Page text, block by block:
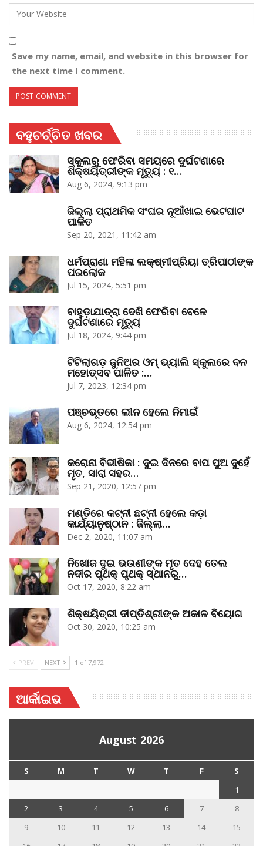
Save my name, email, and website in this browser for
the next time I comment.
ବହୁଚର୍ଚ୍ଚିତ ଖବର
ସ୍କୁଲରୁ ଫେରିବା ସମୟରେ ଦୁର୍ଘଟଣାରେ
ଶିକ୍ଷୟିତ୍ରୀଙ୍କ ମୃତ୍ୟୁ : ୧…
Aug 6, 2024, 9:13 pm
ଜିଲ୍ଲା ପ୍ରାଥମିକ ସଂଘର ନୂଆଁଖାଇ ଭେଟଘାଟ
ପାଳିତ
Sep 20, 2021, 11:42 am
ଧର୍ମପ୍ରାଣା ମହିଳା ଲକ୍ଷ୍ମୀପ୍ରିୟା ତ୍ରିପାଠୀଙ୍କ
ପରଲୋକ
Jul 15, 2024, 5:51 pm
ବାହୁଡ଼ାଯାତ୍ରା ଦେଖି ଫେରିବା ବେଳେ
ଦୁର୍ଘଟଣାରେ ମୃତ୍ୟୁ
Jul 18, 2024, 9:44 pm
ଟିଟିଲାଗଡ଼ ଜୁନିଅର ଓମ୍‌ ଭ୍ୟାଲି ସ୍କୁଲରେ ବନ
ମହୋତ୍ସବ ପାଳିତ :…
Jul 7, 2023, 12:34 pm
ପଞ୍ଚଭୂତରେ ଲୀନ ହେଲେ ନିମାଇଁ
Aug 6, 2024, 12:54 pm
କରୋନା ବିଭୀଷିକା : ଦୁଇ ଦିନରେ ବାପ ପୁଅ ଦୁହେଁ
ମୃତ, ସାରା ସହର…
Sep 21, 2020, 12:57 pm
ମଣ୍ତିରେ କଟ୍‌ନୀ ଛଟ୍‌ନୀ ହେଲେ କଡ଼ା
କାର୍ଯ୍ୟାନୁଷ୍ଠାନ : ଜିଲ୍ଲା…
Dec 2, 2020, 11:07 am
ନିଖୋଜ ଦୁଇ ଭଉଣୀଙ୍କ ମୃତ ଦେହ ତେଲ
ନଦୀର ପୃଥକ୍‌ ପୃଥକ୍‌ ସ୍ଥାନରୁ…
Oct 17, 2020, 8:22 am
ଶିକ୍ଷୟିତ୍ରୀ ଦୀପ୍ତିଶ୍ରୀଙ୍କ ଅକାଳ ବିୟୋଗ
Oct 30, 2020, 10:25 am
PREV NEXT 1 of 7,972
ଆର୍କାଇଭ
August 2026
S M T W T F
S
1
2
3 4 5 6 7
8
9
10 11 12 13 14
15